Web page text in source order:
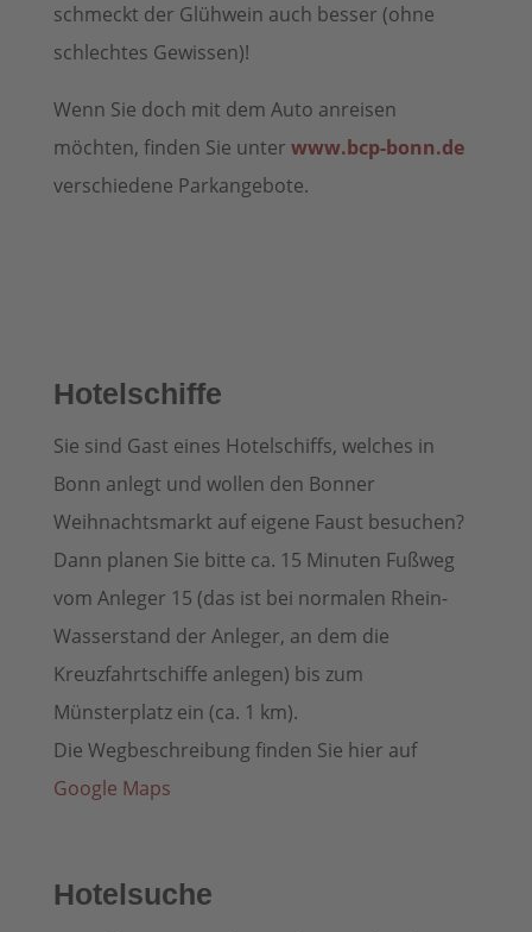
schmeckt der Glühwein auch besser (ohne
schlechtes Gewissen)!
Wenn Sie doch mit dem Auto anreisen
möchten, finden Sie unter www.bcp-bonn.de
verschiedene Parkangebote.
Hotel­schiffe
Sie sind Gast eines Hotelschiffs, welches in
Bonn anlegt und wollen den Bonner
Weihnachtsmarkt auf eigene Faust besuchen?
Dann planen Sie bitte ca. 15 Minuten Fußweg
vom Anleger 15 (das ist bei normalen Rhein-
Wasserstand der Anleger, an dem die
Kreuzfahrtschiffe anlegen) bis zum
Münsterplatz ein (ca. 1 km).
Die Wegbeschreibung finden Sie hier auf
Google Maps
Hotel­suche